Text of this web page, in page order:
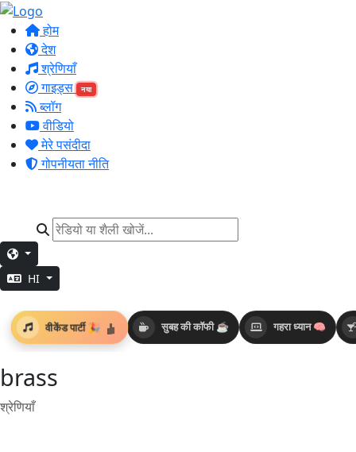
होम
देश
श्रेणियाँ
गाइड्स
नया
ब्लॉग
वीडियो
मेरे पसंदीदा
गोपनीयता नीति
HI
सुबह की कॉफी ☕ गहरा ध्यान 🧠
वीकेंड पार्टी 🎉
brass
श्रेणियाँ